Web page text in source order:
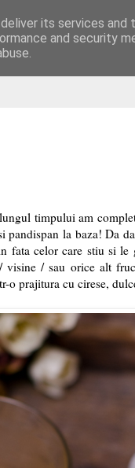
timpului am
pandispan la baza! Da
fata celor care stiu si le
/ sau orice alt
o prajitura cu cirese,
its services and
and security